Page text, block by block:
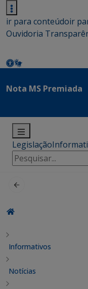
ir para conteúdoir
Ouvidoria
Nota MS Premiada
Legislação
Pesquisar
por:
Informativos
Notícias